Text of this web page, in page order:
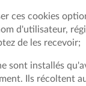
ces cookies
d'utilisateur,
de les recevoir;
sont installés
Ils récoltent